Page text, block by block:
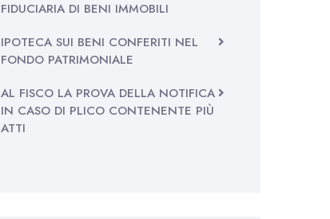
FIDUCIARIA DI BENI IMMOBILI
IPOTECA SUI BENI CONFERITI NEL
FONDO PATRIMONIALE
AL FISCO LA PROVA DELLA NOTIFICA
IN CASO DI PLICO CONTENENTE PIÙ
ATTI